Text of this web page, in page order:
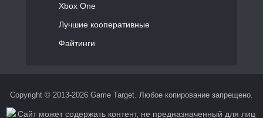
Xbox One
Лучшие кооперативные
Файтинги
Copyright © 2013-2026 Game Target. Любое копирование запрещено.